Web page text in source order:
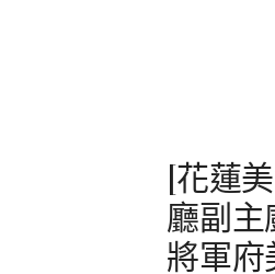
[花蓮
廳副主
將軍府